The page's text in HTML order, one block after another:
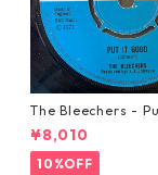
The Bleechers -
【7-21637】
¥8,010
10%OFF